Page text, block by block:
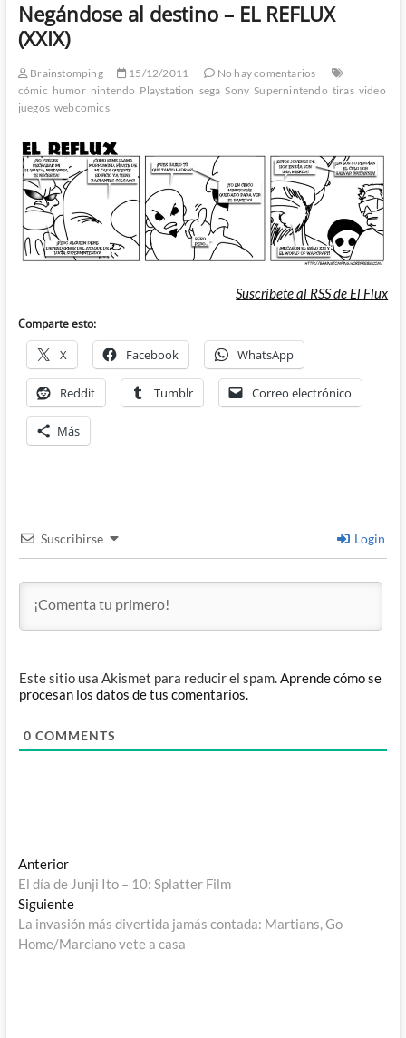
Negándose al destino – EL REFLUX
(XXIX)
Brainstomping 15/12/2011
No hay comentarios
cómic humor nintendo Playstation sega Sony Supernintendo tiras video
juegos webcomics
Suscríbete al RSS de El Flux
Comparte esto:
X Facebook WhatsApp
Reddit Tumblr Correo electrónico
Más
Suscribirse Login
Este sitio usa Akismet para reducir el spam. Aprende cómo se
procesan los datos de tus comentarios.
0 COMMENTS
Navegación
de
entradas
AnteriorEntrada
anterior:
El día de Junji Ito – 10: Splatter Film
SiguienteEntrada
siguiente:
La invasión más divertida jamás contada: Martians, Go
Home/Marciano vete a casa